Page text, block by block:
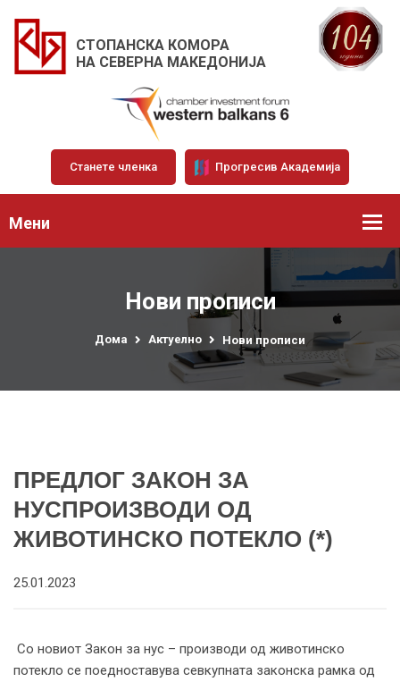
СТОПАНСКА КОМОРА
НА СЕВЕРНА МАКЕДОНИЈА
Станете членка Прогресив Академија
Мени
Нови прописи
Дома Актуелно Нови прописи
ПРЕДЛОГ ЗАКОН ЗА
НУСПРОИЗВОДИ ОД
ЖИВОТИНСКО ПОТЕКЛО (*)
25.01.2023
Со новиот Закон за нус – производи од животинско
потекло се поедноставува севкупната законска рамка од